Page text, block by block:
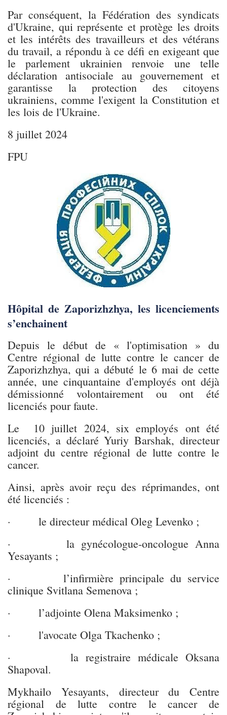
Par conséquent, la Fédération des syndicats
d'Ukraine, qui représente et protège les droits
et les intérêts des travailleurs et des vétérans
du travail, a répondu à ce défi en exigeant que
le parlement ukrainien renvoie une telle
déclaration antisociale au gouvernement et
garantisse la protection des citoyens
ukrainiens, comme l'exigent la Constitution et
les lois de l'Ukraine.
8 juillet 2024
FPU
Hôpital de Zaporizhzhya, les licenciements
s’enchainent
Depuis le début de « l'optimisation » du
Centre régional de lutte contre le cancer de
Zaporizhzhya, qui a débuté le 6 mai de cette
année, une cinquantaine d'employés ont déjà
démissionné volontairement ou ont été
licenciés pour faute.
Le 10 juillet 2024, six employés ont été
licenciés, a déclaré Yuriy Barshak, directeur
adjoint du centre régional de lutte contre le
cancer.
Ainsi, après avoir reçu des réprimandes, ont
été licenciés :
· le directeur médical Oleg Levenko ;
· la gynécologue-oncologue Anna
Yesayants ;
· l’infirmière principale du service
clinique Svitlana Semenova ;
· l’adjointe Olena Maksimenko ;
· l'avocate Olga Tkachenko ;
· la registraire médicale Oksana
Shapoval.
Mykhailo Yesayants, directeur du Centre
régional de lutte contre le cancer de